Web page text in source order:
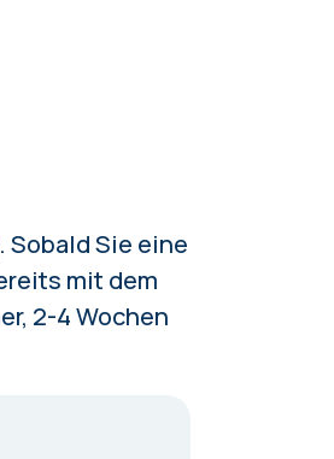
Sie eine
mit dem
2-4 Wochen